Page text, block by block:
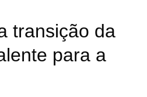
transição da
para a